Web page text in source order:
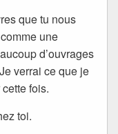
que tu nous
une
d’ouvrages
verrai ce que je
fois.
toi.